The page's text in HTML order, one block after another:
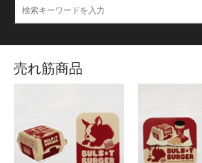
売れ筋商品